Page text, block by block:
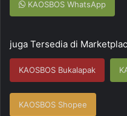
KAOSBOS WhatsApp
juga Tersedia di
KAOSBOS Bukalapak
KAOSBOS Shopee